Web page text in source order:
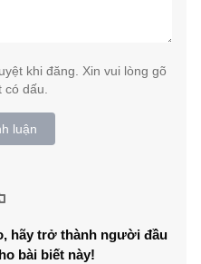
khi đăng. Xin vui lòng gõ
có dấu.
luận
hãy trở thành người đầu
bài biết này!